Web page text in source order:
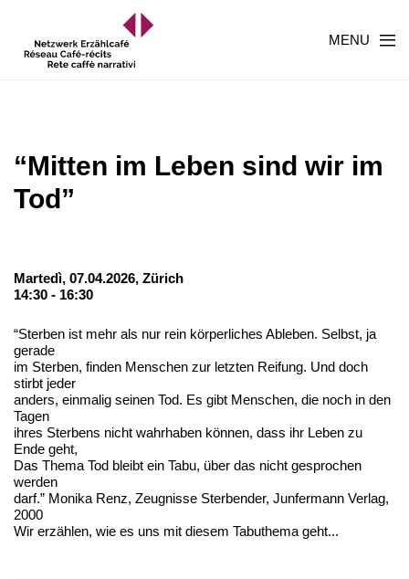
MENU
“Mitten im Leben sind wir im
Tod”
Martedì, 07.04.2026, Zürich
14:30 - 16:30
“Sterben ist mehr als nur rein körperliches Ableben. Selbst, ja
gerade
im Sterben, finden Menschen zur letzten Reifung. Und doch
stirbt jeder
anders, einmalig seinen Tod. Es gibt Menschen, die noch in den
Tagen
ihres Sterbens nicht wahrhaben können, dass ihr Leben zu
Ende geht,
Das Thema Tod bleibt ein Tabu, über das nicht gesprochen
werden
darf.” Monika Renz, Zeugnisse Sterbender, Junfermann Verlag,
2000
Wir erzählen, wie es uns mit diesem Tabuthema geht...